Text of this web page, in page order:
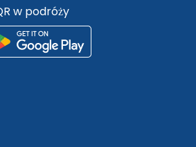
w podróży